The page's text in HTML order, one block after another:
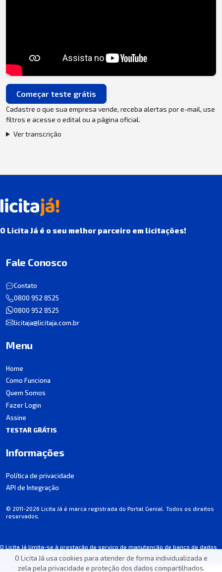
O Licita Já usa cookies para atender de forma individualizada e
zela pela privacidade e proteção dos dados compartilhados.
Começar teste grátis
Cadastre o que sua empresa vende, receba alertas por e-mail, use
filtros e acesse o edital ou a página oficial.
Ver transcrição
O Licita Já é o seu melhor parceiro em licitações!
O Licita Já limita-se à prestação de serviço de manutenção de banco de dados
de licitações, não participando dos processos.
Algumas informações podem apresentar incorreções involuntárias. Consulte
Fale Conosco
Contato
0800 952 8525
0800 952 8525
licitaja@licitaja.com.br
Menu
Home
Como Funciona
Quem Somos
Fazer Login
Assine
TESTAR GRÁTIS
Informações
Política de privacidade
API de Integração
© 2011-2026 Licita Já é marca registrada do Portal Genial. Todos os direitos
reservados.